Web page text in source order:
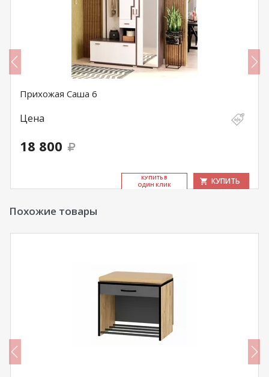
Прихожая Саша 6
Цена
18 800
КУ­ПИТЬ В
ОДИН КЛИК
КУПИТЬ
Похожие товары